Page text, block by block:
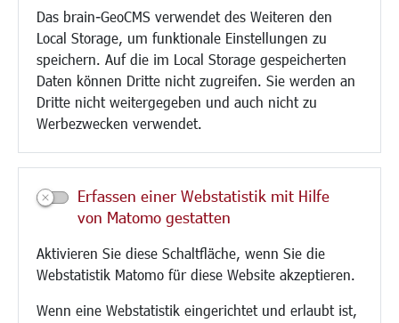
Das brain-GeoCMS verwendet des Weiteren den
Local Storage, um funktionale Einstellungen zu
speichern. Auf die im Local Storage gespeicherten
Daten können Dritte nicht zugreifen. Sie werden an
Dritte nicht weitergegeben und auch nicht zu
Werbezwecken verwendet.
Erfassen einer Webstatistik mit Hilfe
von Matomo gestatten
Aktivieren Sie diese Schaltfläche, wenn Sie die
Webstatistik Matomo für diese Website akzeptieren.
Wenn eine Webstatistik eingerichtet und erlaubt ist,
Verkehr/Mobilität
Glasfaserausbau
Aktuelle Baustellen
Paddelteich
CINDY S
Kultur/Freizeit/Tourismus
Veranstaltungen
Neue Stadthalle Langen
Bäder
Musikschule
Stadtbücherei